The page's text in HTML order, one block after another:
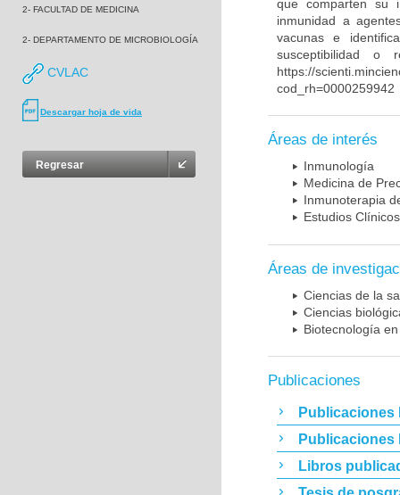
2- FACULTAD DE MEDICINA
2- DEPARTAMENTO DE MICROBIOLOGÍA
CVLAC
Descargar hoja de vida
Regresar
que comparten su
inmunidad a
vacunas e
susceptibilidad o
https://
cod_rh=0000259942
Áreas de interés
Inmunología
Medicina de
Inmunoterapia
Estudios Clínicos
Áreas de
Ciencias de la
Ciencias
Biotecnología
Publicaciones
Publicaciones
Publicaciones
Libros